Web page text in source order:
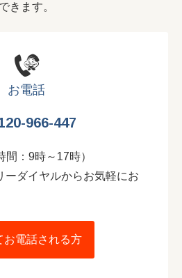
できます。
お電話
966-447
間：9時～17時）
ーダイヤルからお気軽にお
お電話される方